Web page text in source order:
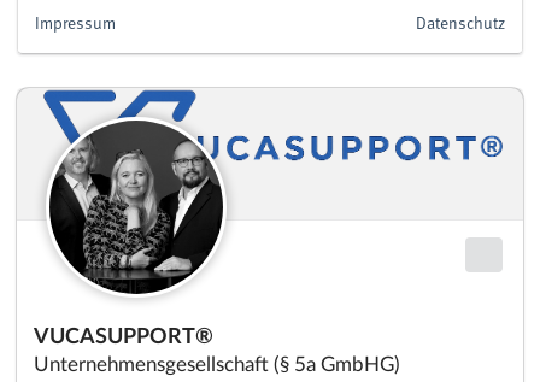
VUCASUPPORT®
Unternehmensgesellschaft (§ 5a GmbHG)
Datenschutz
Impressum